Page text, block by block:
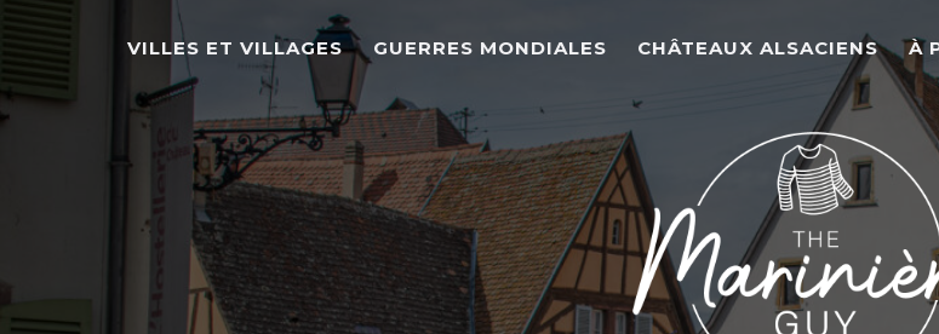
VILLES ET VILLAGES GUERRES MONDIALES CHÂTEAUX ALSACIENS À